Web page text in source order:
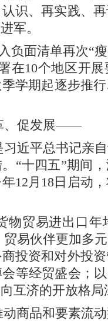
识、再实践、
军。
负面清单再次“
在10个地区开
季学期起逐步推
、促发展——
近平总书记亲
“十四五”期间
12月18日启动
物贸易进出口
易伙伴更加多
投资和对外投
等经贸盛会；
向互济的开放格
商品和要素流